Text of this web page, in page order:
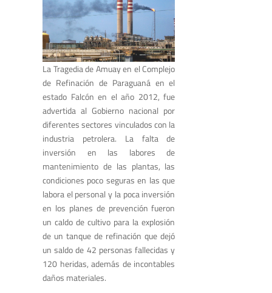
La Tragedia de Amuay en el Complejo
de Refinación de Paraguaná en el
estado Falcón en el año 2012, fue
advertida al Gobierno nacional por
diferentes sectores vinculados con la
industria petrolera. La falta de
inversión en las labores de
mantenimiento de las plantas, las
condiciones poco seguras en las que
labora el personal y la poca inversión
en los planes de prevención fueron
un caldo de cultivo para la explosión
de un tanque de refinación que dejó
un saldo de 42 personas fallecidas y
120 heridas, además de incontables
daños materiales.